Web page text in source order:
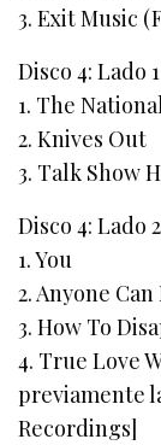
3. Exit Music
Disco 4: Lado 1
1. The
2. Knives Out
3. Talk Show
Disco 4: Lado 2
1. You
2. Anyone
3. How To
4. True Love
previamente
Recordings]